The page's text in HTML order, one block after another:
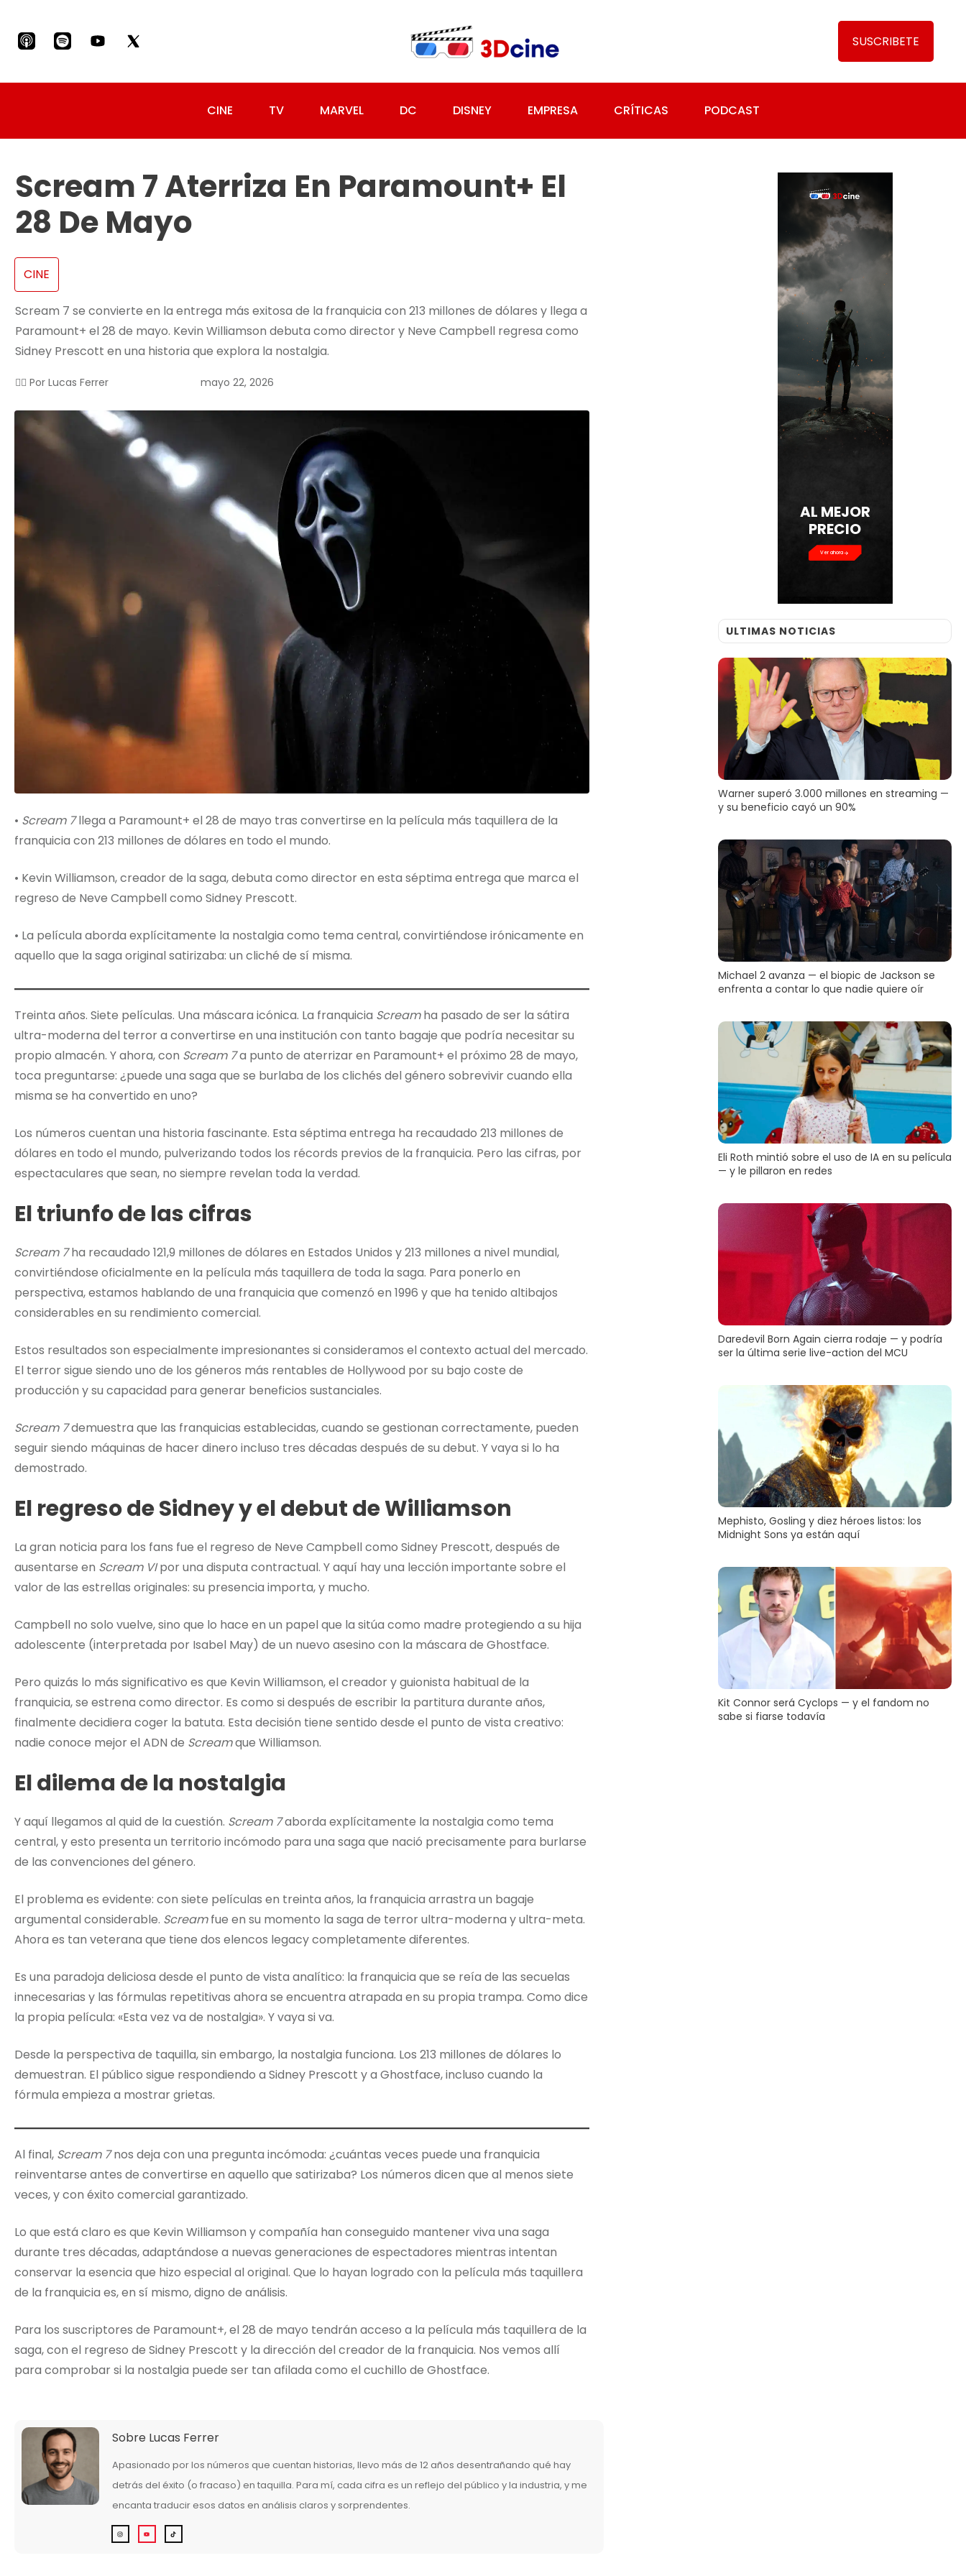
SUSCRIBETE
CINE TV MARVEL DC DISNEY EMPRESA CRÍTICAS PODCAST
Scream 7 Aterriza En Paramount+ El
28 De Mayo
CINE
Scream 7 se convierte en la entrega más exitosa de la franquicia con 213 millones de dólares y llega a
Paramount+ el 28 de mayo. Kevin Williamson debuta como director y Neve Campbell regresa como
Sidney Prescott en una historia que explora la nostalgia.
✍🏻 Por Lucas Ferrer mayo 22, 2026
• Scream 7llega a Paramount+ el 28 de mayo tras convertirse en la película más taquillera de la
franquicia con 213 millones de dólares en todo el mundo.
• Kevin Williamson, creador de la saga, debuta como director en esta séptima entrega que marca el
regreso de Neve Campbell como Sidney Prescott.
• La película aborda explícitamente la nostalgia como tema central, convirtiéndose irónicamente en
aquello que la saga original satirizaba: un cliché de sí misma.
Treinta años. Siete películas. Una máscara icónica. La franquicia Screamha pasado de ser la sátira
ultra-moderna del terror a convertirse en una institución con tanto bagaje que podría necesitar su
propio almacén. Y ahora, con Scream 7a punto de aterrizar en Paramount+ el próximo 28 de mayo,
toca preguntarse: ¿puede una saga que se burlaba de los clichés del género sobrevivir cuando ella
misma se ha convertido en uno?
Los números cuentan una historia fascinante. Esta séptima entrega ha recaudado 213 millones de
dólares en todo el mundo, pulverizando todos los récords previos de la franquicia. Pero las cifras, por
espectaculares que sean, no siempre revelan toda la verdad.
El triunfo de las cifras
Scream 7ha recaudado 121,9 millones de dólares en Estados Unidos y 213 millones a nivel mundial,
convirtiéndose oficialmente en la película más taquillera de toda la saga. Para ponerlo en
perspectiva, estamos hablando de una franquicia que comenzó en 1996 y que ha tenido altibajos
considerables en su rendimiento comercial.
Estos resultados son especialmente impresionantes si consideramos el contexto actual del mercado.
El terror sigue siendo uno de los géneros más rentables de Hollywood por su bajo coste de
producción y su capacidad para generar beneficios sustanciales.
Scream 7demuestra que las franquicias establecidas, cuando se gestionan correctamente, pueden
seguir siendo máquinas de hacer dinero incluso tres décadas después de su debut. Y vaya si lo ha
demostrado.
El regreso de Sidney y el debut de Williamson
La gran noticia para los fans fue el regreso de Neve Campbell como Sidney Prescott, después de
ausentarse en Scream VIpor una disputa contractual. Y aquí hay una lección importante sobre el
valor de las estrellas originales: su presencia importa, y mucho.
Campbell no solo vuelve, sino que lo hace en un papel que la sitúa como madre protegiendo a su hija
adolescente (interpretada por Isabel May) de un nuevo asesino con la máscara de Ghostface.
Pero quizás lo más significativo es que Kevin Williamson, el creador y guionista habitual de la
franquicia, se estrena como director. Es como si después de escribir la partitura durante años,
finalmente decidiera coger la batuta. Esta decisión tiene sentido desde el punto de vista creativo:
nadie conoce mejor el ADN de Screamque Williamson.
El dilema de la nostalgia
Y aquí llegamos al quid de la cuestión. Scream 7aborda explícitamente la nostalgia como tema
central, y esto presenta un territorio incómodo para una saga que nació precisamente para burlarse
de las convenciones del género.
El problema es evidente: con siete películas en treinta años, la franquicia arrastra un bagaje
argumental considerable. Screamfue en su momento la saga de terror ultra-moderna y ultra-meta.
Ahora es tan veterana que tiene dos elencos legacy completamente diferentes.
Es una paradoja deliciosa desde el punto de vista analítico: la franquicia que se reía de las secuelas
innecesarias y las fórmulas repetitivas ahora se encuentra atrapada en su propia trampa. Como dice
la propia película: «Esta vez va de nostalgia». Y vaya si va.
Desde la perspectiva de taquilla, sin embargo, la nostalgia funciona. Los 213 millones de dólares lo
demuestran. El público sigue respondiendo a Sidney Prescott y a Ghostface, incluso cuando la
fórmula empieza a mostrar grietas.
Al final, Scream 7nos deja con una pregunta incómoda: ¿cuántas veces puede una franquicia
reinventarse antes de convertirse en aquello que satirizaba? Los números dicen que al menos siete
veces, y con éxito comercial garantizado.
Lo que está claro es que Kevin Williamson y compañía han conseguido mantener viva una saga
durante tres décadas, adaptándose a nuevas generaciones de espectadores mientras intentan
conservar la esencia que hizo especial al original. Que lo hayan logrado con la película más taquillera
de la franquicia es, en sí mismo, digno de análisis.
Para los suscriptores de Paramount+, el 28 de mayo tendrán acceso a la película más taquillera de la
saga, con el regreso de Sidney Prescott y la dirección del creador de la franquicia. Nos vemos allí
para comprobar si la nostalgia puede ser tan afilada como el cuchillo de Ghostface.
Sobre Lucas Ferrer
Apasionado por los números que cuentan historias, llevo más de 12 años desentrañando qué hay
detrás del éxito (o fracaso) en taquilla. Para mí, cada cifra es un reflejo del público y la industria, y me
encanta traducir esos datos en análisis claros y sorprendentes.
AL MEJOR
PRECIO
ULTIMAS NOTICIAS
Warner superó 3.000 millones en streaming —
y su beneficio cayó un 90%
Michael 2 avanza — el biopic de Jackson se
enfrenta a contar lo que nadie quiere oír
Eli Roth mintió sobre el uso de IA en su película
— y le pillaron en redes
Daredevil Born Again cierra rodaje — y podría
ser la última serie live-action del MCU
Mephisto, Gosling y diez héroes listos: los
Midnight Sons ya están aquí
Kit Connor será Cyclops — y el fandom no
sabe si fiarse todavía